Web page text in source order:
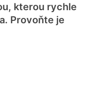
kterou rychle
Provoňte je